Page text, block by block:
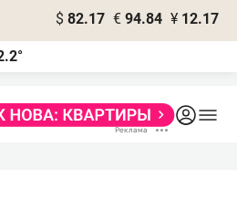
$ 82.17 € 94.84 ¥ 12.17